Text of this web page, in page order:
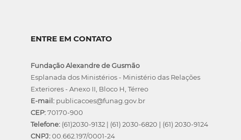
ENTRE EM CONTATO
Fundação Alexandre de Gusmão
Esplanada dos Ministérios - Ministério das Relações
Exteriores - Anexo II, Bloco H, Térreo
E-mail: publicacoes@funag.gov.br
CEP:70170-900
Telefone: (61)2030-9132 | (61) 2030-6820 | (61) 2030-9124
CNPJ:00.662.197/0001-24